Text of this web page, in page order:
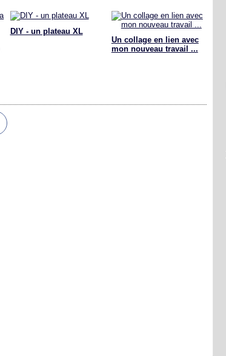
DIY - un plateau XL
Un collage en lien avec
mon nouveau travail ...